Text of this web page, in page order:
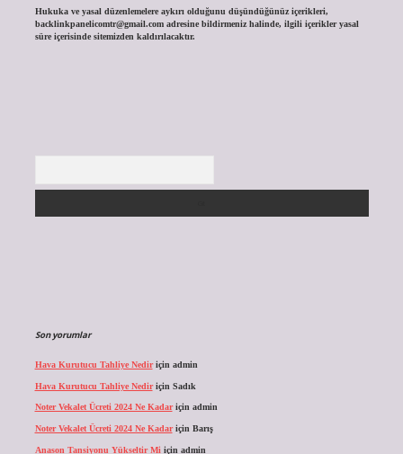
Hukuka ve yasal düzenlemelere aykırı olduğunu düşündüğünüz içerikleri,
backlinkpanelicomtr@gmail.comadresine bildirmeniz halinde, ilgili içerikler yasal
süre içerisinde sitemizden kaldırılacaktır.
Son yorumlar
Hava Kurutucu Tahliye Nediriçin admin
Hava Kurutucu Tahliye Nediriçin Sadık
Noter Vekalet Ücreti 2024 Ne Kadariçin admin
Noter Vekalet Ücreti 2024 Ne Kadariçin Barış
Anason Tansiyonu Yükseltir Mi için admin